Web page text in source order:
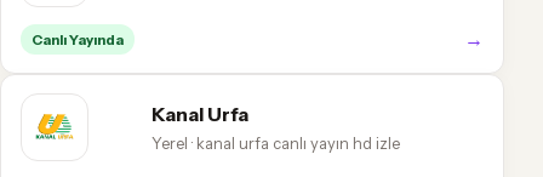
Canlı Yayında →
Kanal Urfa
Yerel · kanal urfa canlı yayın hd izle